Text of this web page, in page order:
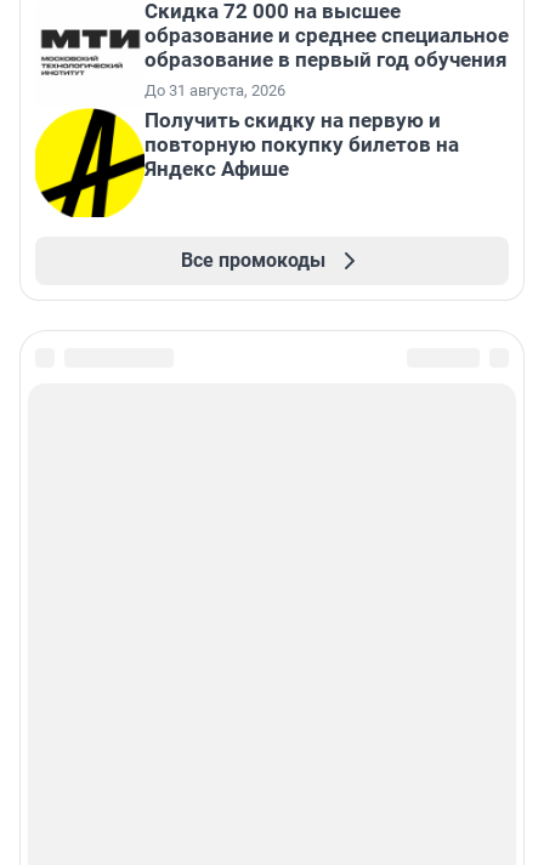
Скидка 72 000 на высшее
образование и среднее специальное
образование в первый год обучения
До 31 августа, 2026
Получить скидку на первую и
повторную покупку билетов на
Яндекс Афише
Все промокоды